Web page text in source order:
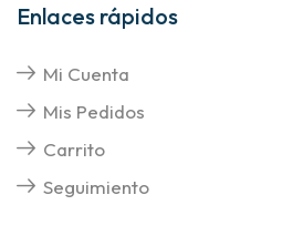
Enlaces rápidos
Mi Cuenta
Mis Pedidos
Carrito
Seguimiento